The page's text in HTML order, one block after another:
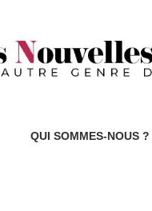
QUI SOMMES-NOUS ?